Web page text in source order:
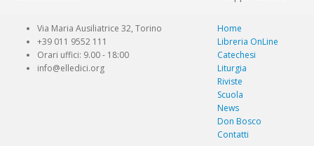
Via Maria Ausiliatrice 32, Torino
+39 011 9552 111
Orari uffici: 9.00 - 18:00
info@elledici.org
Home
Libreria OnLine
Catechesi
Liturgia
Riviste
Scuola
News
Don Bosco
Contatti